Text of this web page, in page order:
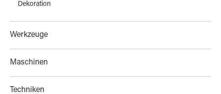
Dekoration
Werkzeuge
Maschinen
Techniken